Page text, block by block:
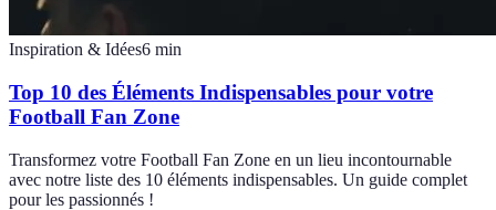
Inspiration & Idées6 min
Top 10 des Éléments Indispensables pour votre
Football Fan Zone
Transformez votre Football Fan Zone en un lieu incontournable
avec notre liste des 10 éléments indispensables. Un guide complet
pour les passionnés !